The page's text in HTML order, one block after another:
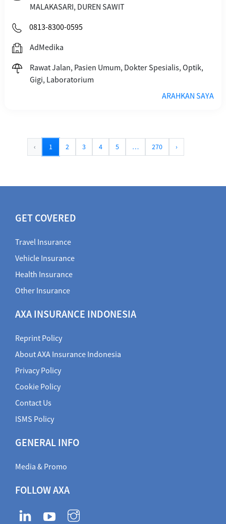
MALAKASARI, DUREN SAWIT
0813-8300-0595
AdMedika
Rawat Jalan, Pasien Umum, Dokter Spesialis, Optik,
Gigi, Laboratorium
ARAHKAN SAYA
‹ 1 2 3 4 5 … 270 ›
GET COVERED
Travel Insurance
Vehicle Insurance
Health Insurance
Other Insurance
AXA INSURANCE INDONESIA
Reprint Policy
About AXA Insurance Indonesia
Privacy Policy
Cookie Policy
Contact Us
ISMS Policy
GENERAL INFO
Media & Promo
FOLLOW AXA